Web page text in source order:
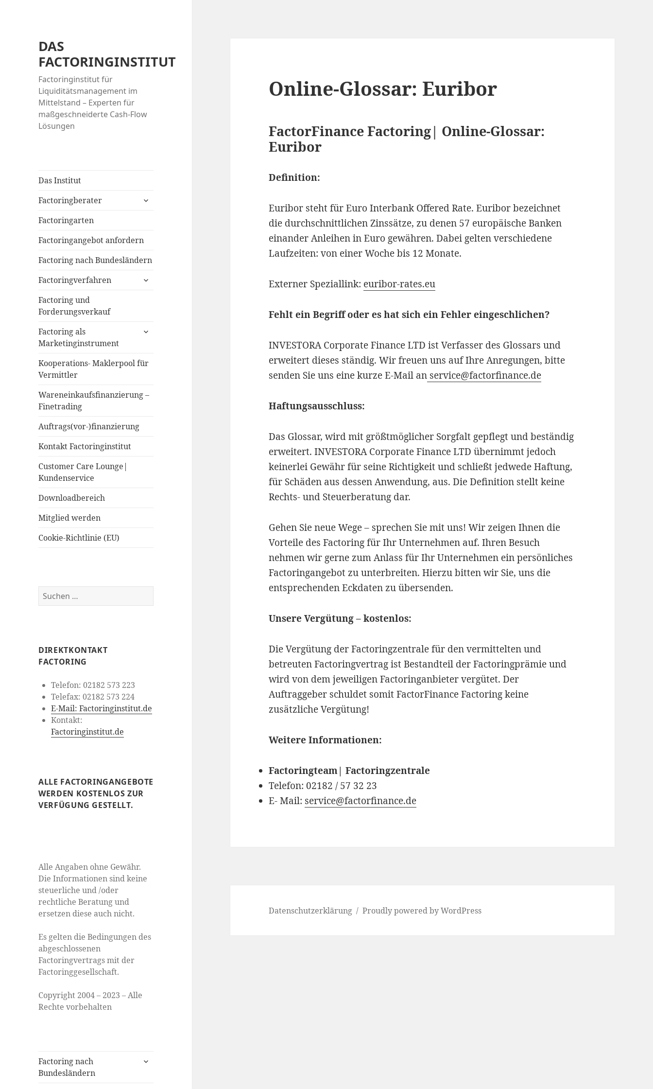
DAS
FACTORINGINSTITUT
Factoringinstitut für
Liquiditätsmanagement im
Mittelstand – Experten für
maßgeschneiderte Cash-Flow
Lösungen
Das Institut
Factoringberater
expand
Factoringarten
Factoringangebot anfordern
Factoring nach Bundesländern
Factoringverfahren
expand
Factoring und
Forderungsverkauf
Factoring als
Marketinginstrument
expand
Kooperations- Maklerpool für
Vermittler
Wareneinkaufsfinanzierung –
Finetrading
Auftrags(vor-)finanzierung
Kontakt Factoringinstitut
Customer Care Lounge|
Kundenservice
Downloadbereich
Mitglied werden
Cookie-Richtlinie (EU)
Suchen
nach:
DIREKTKONTAKT
FACTORING
Telefon: 02182 573 223
Telefax: 02182 573 224
E-Mail: Factoringinstitut.de
Kontakt:
Factoringinstitut.de
ALLE FACTORINGANGEBOTE
WERDEN KOSTENLOS ZUR
VERFÜGUNG GESTELLT.
Alle Angaben ohne Gewähr.
Die Informationen sind keine
steuerliche und /oder
rechtliche Beratung und
ersetzen diese auch nicht.
Es gelten die Bedingungen des
abgeschlossenen
Factoringvertrags mit der
Factoringgesellschaft.
Copyright 2004 – 2023 – Alle
Rechte vorbehalten
Factoring nach
Bundesländern
expand
Online-Glossar: Euribor
FactorFinance Factoring| Online-Glossar:
Euribor
Definition:
Euribor steht für Euro Interbank Offered Rate. Euribor bezeichnet
die durchschnittlichen Zinssätze, zu denen 57 europäische Banken
einander Anleihen in Euro gewähren. Dabei gelten verschiedene
Laufzeiten: von einer Woche bis 12 Monate.
Externer Speziallink: euribor-rates.eu
Fehlt ein Begriff oder es hat sich ein Fehler eingeschlichen?
INVESTORA Corporate Finance LTD ist Verfasser des Glossars und
erweitert dieses ständig. Wir freuen uns auf Ihre Anregungen, bitte
senden Sie uns eine kurze E-Mail an service@factorfinance.de
Haftungsausschluss:
Das Glossar, wird mit größtmöglicher Sorgfalt gepflegt und beständig
erweitert. INVESTORA Corporate Finance LTD übernimmt jedoch
keinerlei Gewähr für seine Richtigkeit und schließt jedwede Haftung,
für Schäden aus dessen Anwendung, aus. Die Definition stellt keine
Rechts- und Steuerberatung dar.
Gehen Sie neue Wege – sprechen Sie mit uns! Wir zeigen Ihnen die
Vorteile des Factoring für Ihr Unternehmen auf. Ihren Besuch
nehmen wir gerne zum Anlass für Ihr Unternehmen ein persönliches
Factoringangebot zu unterbreiten. Hierzu bitten wir Sie, uns die
entsprechenden Eckdaten zu übersenden.
Unsere Vergütung – kostenlos:
Die Vergütung der Factoringzentrale für den vermittelten und
betreuten Factoringvertrag ist Bestandteil der Factoringprämie und
wird von dem jeweiligen Factoringanbieter vergütet. Der
Auftraggeber schuldet somit FactorFinance Factoring keine
zusätzliche Vergütung!
Weitere Informationen:
Factoringteam|Factoringzentrale
Telefon: 02182 / 57 32 23
E- Mail: service@factorfinance.de
Datenschutzerklärung Proudly powered by WordPress